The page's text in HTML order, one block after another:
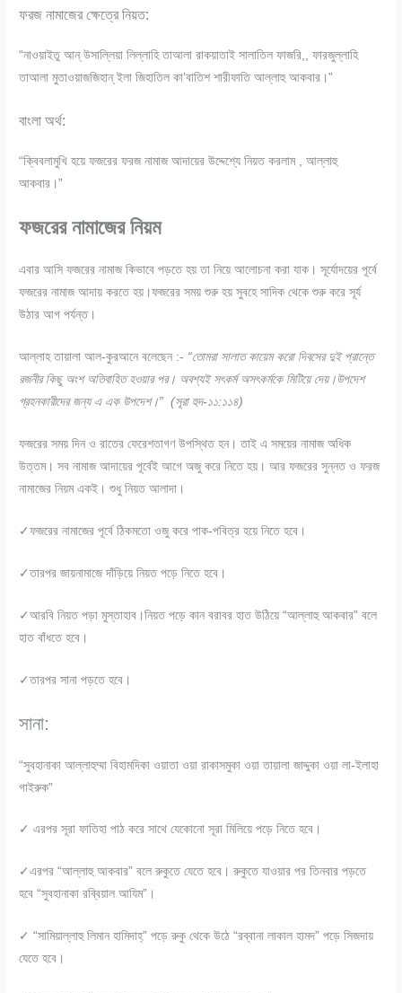
ফরজ নামাজের ক্ষেত্রে নিয়ত:
“নাওয়াইতু আন্ উসাল্লিয়া লিল্লাহি তাআলা রাকয়াতাই সালাতিল ফাজরি,, ফারজুল্লাহি
তাআলা মুতাওয়াজজিহান্ ইলা জিহাতিল কা’বাতিশ শারীফাতি আল্লাহু আকবার।”
বাংলা অর্থ:
“ক্বিবলামুখি হয়ে ফজরের ফরজ নামাজ আদায়ের উদ্দেশ্যে নিয়ত করলাম , আল্লাহু
আকবার।”
ফজরের নামাজের নিয়ম
এবার আসি ফজরের নামাজ কিভাবে পড়তে হয় তা নিয়ে আলোচনা করা যাক। সূর্যোদয়ের পূর্বে
ফজরের নামাজ আদায় করতে হয়।ফজরের সময় শুরু হয় সুবহে সাদিক থেকে শুরু করে সূর্য
উঠার আগ পর্যন্ত।
আল্লাহ তায়ালা আল-কুরআনে বলেছেন :- “তোমরা সালাত কায়েম করো দিবসের দুই প্রান্তে
রজনীর কিছু অংশ অতিবাহিত হওয়ার পর। অবশ্যই সৎকর্ম অসৎকর্মকে মিটিয়ে দেয়।উপদেশ
গ্রহনকারীদের জন্য এ এক উপদেশ।” (সূরা হুদ-১১:১১৪)
ফজরের সময় দিন ও রাতের ফেরেশতাগণ উপস্থিত হন। তাই এ সময়ের নামাজ অধিক
উত্তম। সব নামাজ আদায়ের পূর্বেই আগে অজু করে নিতে হয়। আর ফজরের সুন্নত ও ফরজ
নামাজের নিয়ম একই। শুধু নিয়ত আলাদা।
✓ফজরের নামাজের পূর্বে ঠিকমতো ওজু করে পাক-পবিত্র হয়ে নিতে হবে।
✓তারপর জায়নামাজে দাঁড়িয়ে নিয়ত পড়ে নিতে হবে।
✓আরবি নিয়ত পড়া মুস্তাহাব।নিয়ত পড়ে কান বরাবর হাত উঠিয়ে “আল্লাহু আকবার” বলে
হাত বাঁধতে হবে।
✓তারপর সানা পড়তে হবে।
সানা:
“সুবহানাকা আল্লাহুম্মা বিহামদিকা ওয়াতা ওয়া রাকাসমুকা ওয়া তায়ালা জাদ্দুকা ওয়া লা-ইলাহা
গাইরুক”
✓ এরপর সূরা ফাতিহা পাঠ করে সাথে যেকোনো সূরা মিলিয়ে পড়ে নিতে হবে।
✓এরপর “আল্লাহু আকবার” বলে রুকুতে যেতে হবে। রুকুতে যাওয়ার পর তিনবার পড়তে
হবে “সুবহানাকা রব্বিয়াল আযিম”।
✓ “সামিয়াল্লাহু লিমান হামিদাহ্” পড়ে রুকু থেকে উঠে “রব্বানা লাকাল হামদ” পড়ে সিজদায়
যেতে হবে।